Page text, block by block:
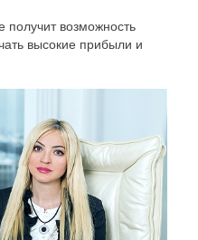
получит возможность
высокие прибыли и